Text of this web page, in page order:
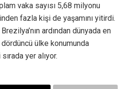
vaka sayısı 5,68 milyonu
fazla kişi de yaşamını yitirdi.
ardından dünyada en
ülke konumunda
yer alıyor.